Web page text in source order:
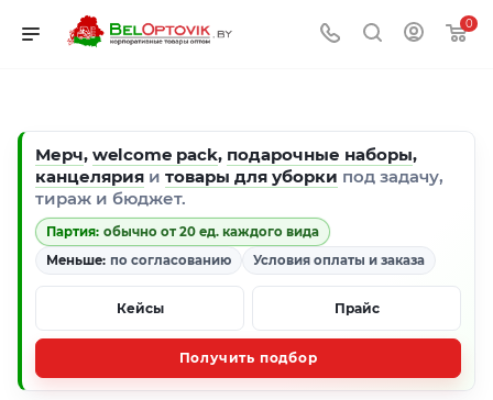
0
Мерч, welcome pack, подарочные наборы,
канцелярия и товары для уборки под задачу,
тираж и бюджет.
Партия: обычно от 20 ед. каждого вида
Меньше: по согласованию Условия оплаты и заказа
Кейсы Прайс
Получить подбор